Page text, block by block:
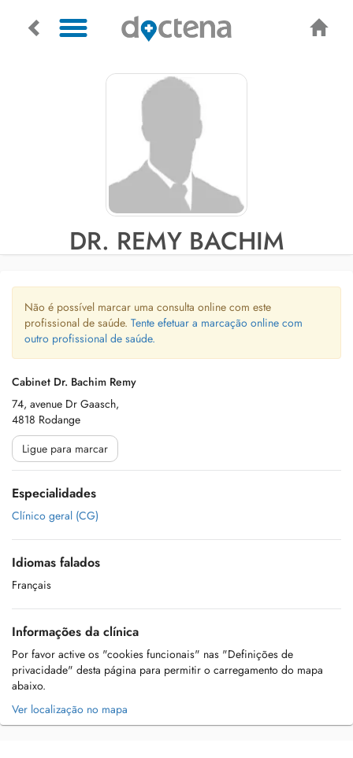
DR. REMY BACHIM
Não é possível marcar uma consulta online com este
profissional de saúde. Tente efetuar a marcação online com
outro profissional de saúde.
Cabinet Dr. Bachim Remy
74, avenue Dr Gaasch,
4818 Rodange
Ligue para marcar
Especialidades
Clínico geral (CG)
Idiomas falados
Français
Informações da clínica
Por favor active os "cookies funcionais" nas "Definições de
privacidade" desta página para permitir o carregamento do mapa
abaixo.
Ver localização no mapa